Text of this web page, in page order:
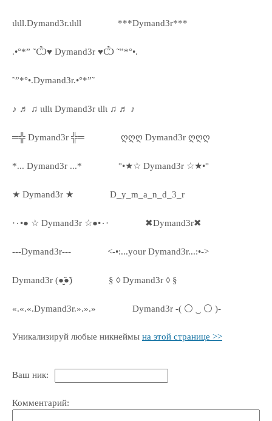
ιlιll.Dymand3r.ιlιll ***Dymand3r***
.•°*” ˜Ѽ♥ Dymand3r ♥Ѽ ˜”*°•.
˜”*°•.Dymand3r.•°*”˜
♪ ♬ ♫ ιιllι Dymand3r ιllι ♫ ♬ ♪
═╬ Dymand3r ╬═ ღღღ Dymand3r ღღღ
*... Dymand3r ...* °•★☆ Dymand3r ☆★•°
★ Dymand3r ★ D_y_m_a_n_d_3_r
·٠•● ☆ Dymand3r ☆●•٠· ✖Dymand3r✖
---Dymand3r--- <-•:...your Dymand3r...:•->
Dymand3r (●̮̮̃●̃) § ◊ Dymand3r ◊ §
«.«.«.Dymand3r.».».» Dymand3r -( ⚪ ‿ ⚪ )-
Уникализируй любые никнеймы на этой странице >>
Ваш ник:
Комментарий: